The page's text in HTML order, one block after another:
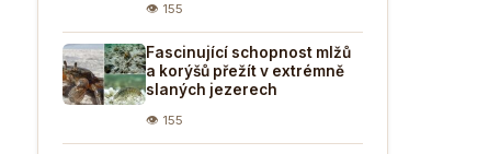
👁 155
Fascinující schopnost mlžů
a korýšů přežít v extrémně
slaných jezerech
👁 155